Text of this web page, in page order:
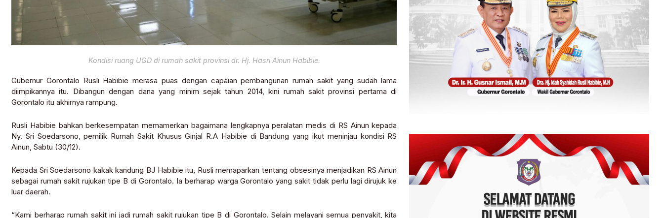
Kondisi ruang UGD di rumah sakit provinsi dr. Hj. Hasri Ainun Habibie.
Gubernur Gorontalo Rusli Habibie merasa puas dengan capaian pembangunan rumah sakit yang sudah lama
diimpikannya itu. Dibangun dengan dana yang minim sejak tahun 2014, kini rumah sakit provinsi pertama di
Gorontalo itu akhirnya rampung.
Rusli Habibie bahkan berkesempatan memamerkan bagaimana lengkapnya peralatan medis di RS Ainun kepada
Ny. Sri Soedarsono, pemilik Rumah Sakit Khusus Ginjal R.A Habibie di Bandung yang ikut meninjau kondisi RS
Ainun, Sabtu (30/12).
Kepada Sri Soedarsono kakak kandung BJ Habibie itu, Rusli memaparkan tentang obsesinya menjadikan RS Ainun
sebagai rumah sakit rujukan tipe B di Gorontalo. Ia berharap warga Gorontalo yang sakit tidak perlu lagi dirujuk ke
luar daerah.
“Kami berharap rumah sakit ini jadi rumah sakit rujukan tipe B di Gorontalo. Selain melayani semua penyakit, kita